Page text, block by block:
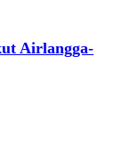
Airlangga-